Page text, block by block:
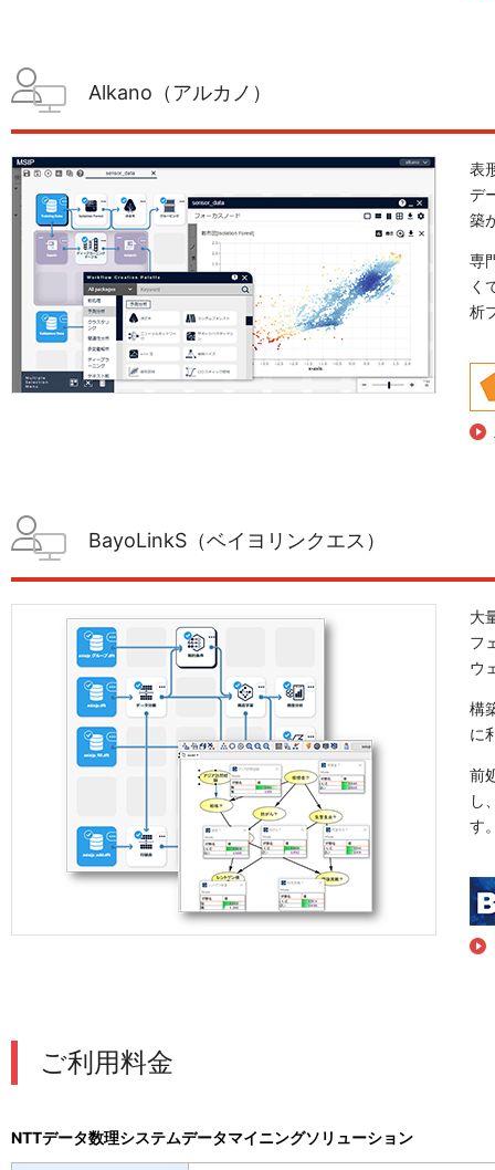
Alkano（アルカノ）
表
デ
築
専
く
析
BayoLinkS（ベイヨリンクエス）
大
フ
ウ
構
に
前
し
す
ご利用料金
NTTデータ数理システムデータマイニングソリューション